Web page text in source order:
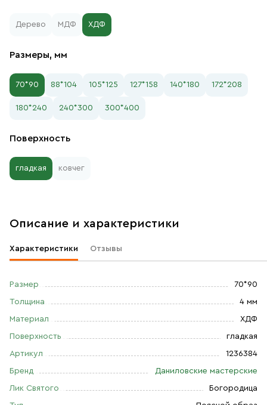
Дерево МДФ ХДФ
Размеры, мм
70*90 88*104 105*125 127*158 140*180 172*208
180*240 240*300 300*400
Поверхность
гладкая ковчег
Описание и характеристики
Характеристики Отзывы
Размер 70*90
Толщина 4 мм
Материал ХДФ
Поверхность гладкая
Артикул 1236384
Бренд Даниловские мастерские
Лик Святого Богородица